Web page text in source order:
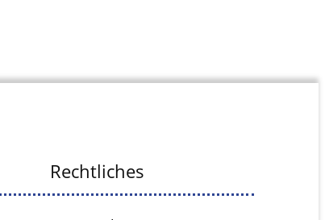
Rechtliches